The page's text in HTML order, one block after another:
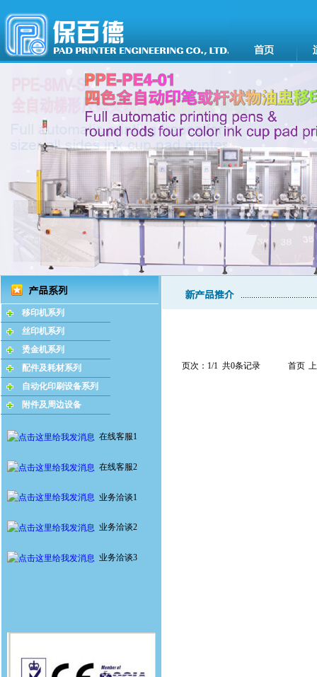
移印机系列
丝印机系列
烫金机系列
配件及耗材系列
自动化印刷设备系列
附件及周边设备
在线客服1
在线客服2
业务洽谈1
业务洽谈2
业务洽谈3
页次：1/1 共0条记录 首页